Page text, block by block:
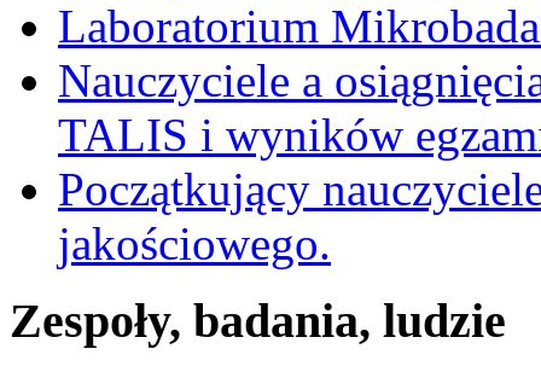
Laboratorium
Nauczyciele a
TALIS i wyników
Początkujący
jakościowego.
Zespoły, badania, ludzie